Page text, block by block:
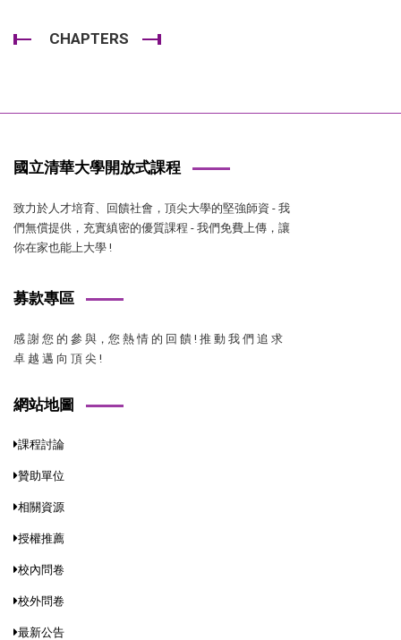
CHAPTERS
國立清華大學開放式課程
致力於人才培育、回饋社會，頂尖大學的堅強師資 - 我
們無償提供，充實縝密的優質課程 - 我們免費上傳，讓
你在家也能上大學 !
募款專區
感 謝 您 的 參 與，您 熱 情 的 回 饋 ! 推 動 我 們 追 求
卓 越 邁 向 頂 尖 !
網站地圖
課程討論
贊助單位
相關資源
授權推薦
校內問卷
校外問卷
最新公告